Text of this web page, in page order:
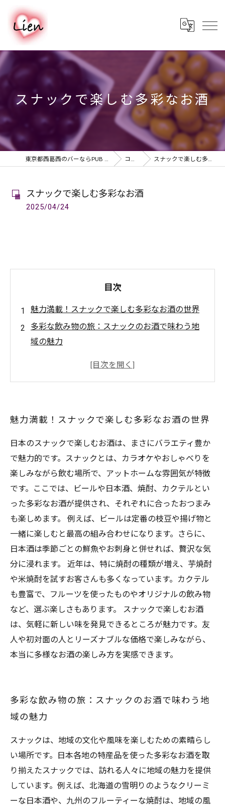
スナックで楽しむ多彩なお酒
東京都西葛西のバーならPUB & BAR Lien コラム スナックで楽しむ多彩なお酒
スナックで楽しむ多彩なお酒
2025/04/24
目次
魅力満載！スナックで楽しむ多彩なお酒の世界
多彩な飲み物の旅：スナックのお酒で味わう地
域の魅力
飲む楽しさが倍増！スナックで体験するペアリ
スナックで終わらない！多彩なお酒と心温まる
思い出
魅力満載！スナックで楽しむ多彩なお酒の世界
日本のスナックで楽しむお酒は、まさにバラエティ豊か
で魅力的です。スナックとは、カラオケやおしゃべりを
楽しみながら飲む場所で、アットホームな雰囲気が特徴
です。ここでは、ビールや日本酒、焼酎、カクテルとい
った多彩なお酒が提供され、それぞれに合ったおつまみ
も楽しめます。 例えば、ビールは定番の枝豆や揚げ物と
一緒に楽しむと最高の組み合わせになります。さらに、
日本酒は季節ごとの鮮魚やお刺身と併せれば、贅沢な気
分に浸れます。 近年は、特に焼酎の種類が増え、芋焼酎
や米焼酎を試すお客さんも多くなっています。カクテル
も豊富で、フルーツを使ったものやオリジナルの飲み物
など、選ぶ楽しさもあります。 スナックで楽しむお酒
は、気軽に新しい味を発見できるところが魅力です。友
人や初対面の人とリーズナブルな価格で楽しみながら、
本当に多様なお酒の楽しみ方を実感できます。
多彩な飲み物の旅：スナックのお酒で味わう地
域の魅力
スナックは、地域の文化や風味を楽しむための素晴らし
い場所です。日本各地の特産品を使った多彩なお酒を取
り揃えたスナックでは、訪れる人々に地域の魅力を提供
しています。例えば、北海道の雪明りのようなクリーミ
ーな日本酒や、九州のフルーティーな焼酎は、地域の風